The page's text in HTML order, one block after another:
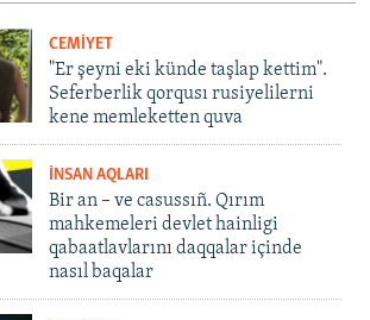
CEMİYET
"Er şeyni eki künde taşlap kettim".
Seferberlik qorqusı rusiyelilerni
kene memleketten quva
İNSAN AQLARI
Bir an – ve casussıñ. Qırım
mahkemeleri devlet hainligi
qabaatlavlarını daqqalar içinde
nasıl baqalar